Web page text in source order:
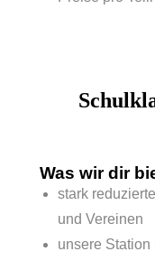
Was wir dir
stark
und Vereinen
unsere Station